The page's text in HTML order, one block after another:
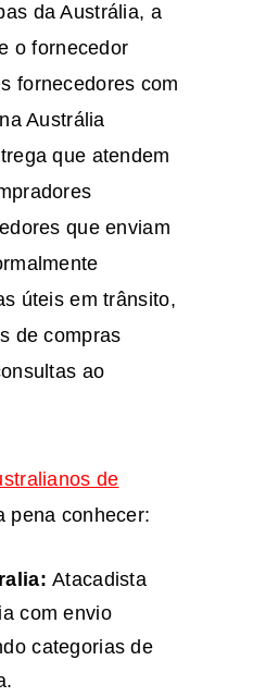
da Austrália, a
o fornecedor
fornecedores com
Austrália
que atendem
que enviam
úteis em trânsito,
de compras
ao
de
pena conhecer:
Atacadista
com envio
categorias de